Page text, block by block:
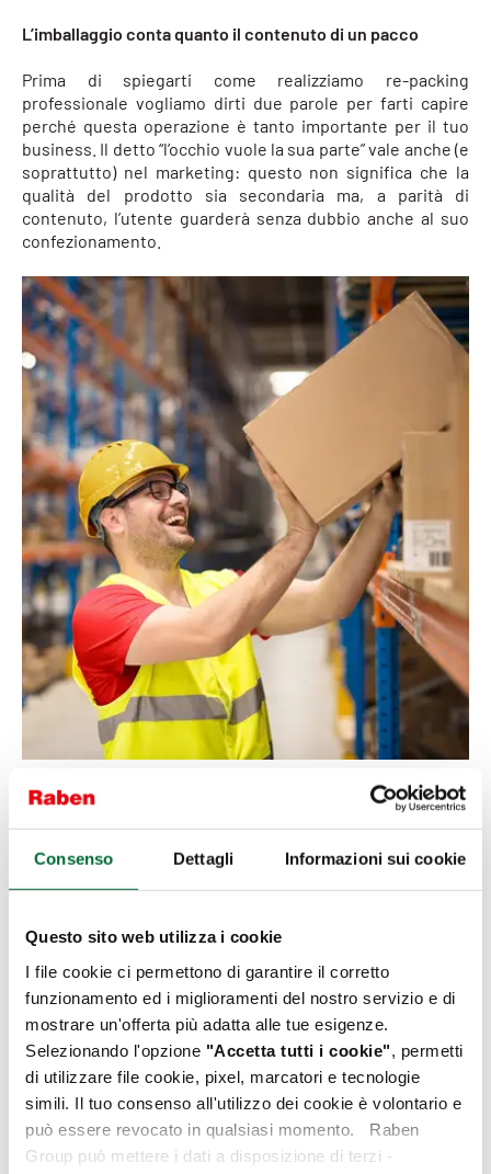
Consenso Dettagli Informazioni sui cookie
Questo sito web utilizza i cookie
I file cookie ci permettono di garantire il corretto
funzionamento ed i miglioramenti del nostro servizio e di
mostrare un'offerta più adatta alle tue esigenze.
Selezionando l'opzione "Accetta tutti i cookie" , permetti
di utilizzare file cookie, pixel, marcatori e tecnologie
simili. Il tuo consenso all'utilizzo dei cookie è volontario e
può essere revocato in qualsiasi momento. Raben
Group può mettere i dati a disposizione di terzi -
L’imballaggio conta quanto il contenuto di un pacco
Prima di spiegarti come realizziamo re-packing
professionale vogliamo dirti due parole per farti capire
perché questa operazione è tanto importante per il tuo
business. Il detto “l’occhio vuole la sua parte” vale anche (e
soprattutto) nel marketing: questo non significa che la
qualità del prodotto sia secondaria ma, a parità di
contenuto, l’utente guarderà senza dubbio anche al suo
confezionamento.
Servizi di Re-packing & Co-packing
Re-packing professionale: servizi di imballaggio e
confezionamento conto terzi
è secondario. La funzione più importante del packaging di
un prodotto è di proteggere le merci. La resistenza dei
materiali usati fa la differenza. Basti pensare che i pacchi
viaggiano in tutto il mondo e possono essere esposti agli
agenti atmosferici durante le fasi di carico e scarico merci.
Inoltre l’involucro può fornire informazioni utili sul
prodotto, ad esempio tramite l’applicazione di etichette. In
questo senso assume anche una funzione pubblicitaria o
istruttiva. Questo secondo aspetto rientra nella
definizione del co-packing.